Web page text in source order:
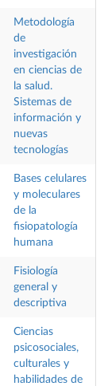
Metodología
de
investigación
en ciencias de
la salud.
Sistemas de
información y
nuevas
tecnologías
Bases celulares
y moleculares
de la
fisiopatología
humana
Fisiología
general y
descriptiva
Ciencias
psicosociales,
culturales y
habilidades de